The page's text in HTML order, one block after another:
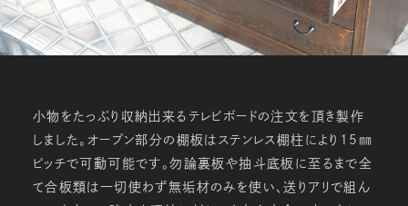
小物をたっぷり収納出来るテレビボードの注文を頂き製作
しました。オープン部分の棚板はステンレス棚柱により15㎜
ピッチで可動可能です。勿論裏板や抽斗底板に至るまで全
て合板類は一切使わず無垢材のみを使い、送りアリで組ん